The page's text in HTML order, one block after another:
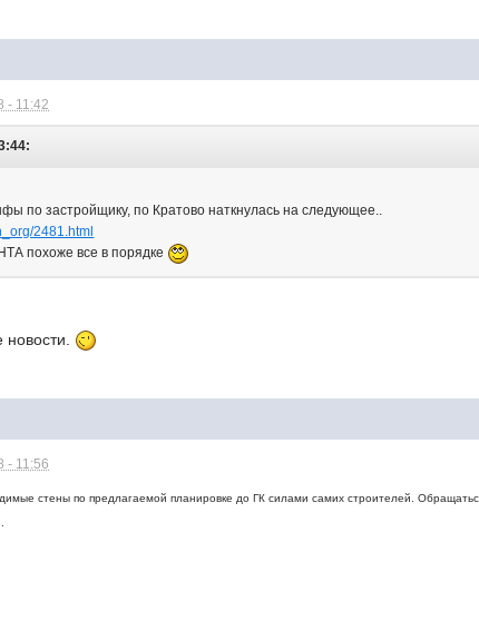
- 11:42
по застройщику, по Кратово наткнулась на следующее..
2481.html
похоже все в порядке
- 11:56
стены по предлагаемой планировке до ГК силами самих строителей.